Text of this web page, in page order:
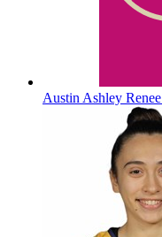
AustinAshley Renee